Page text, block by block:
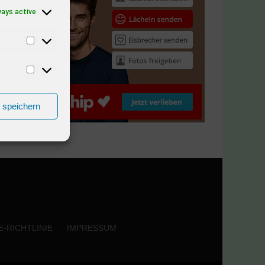
active
speichern
RICHTLINIE IMPRESSUM